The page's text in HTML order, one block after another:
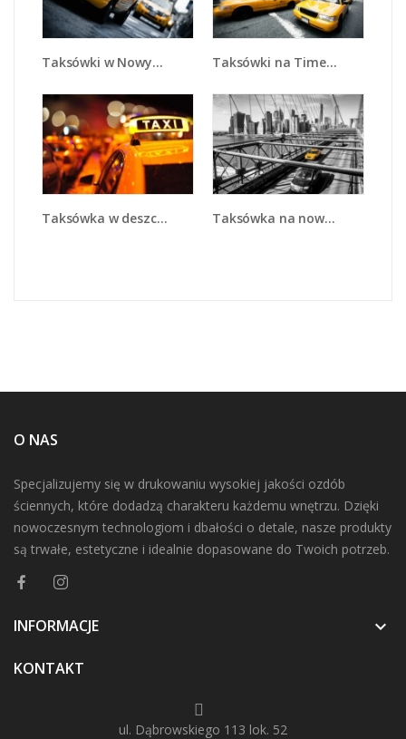
Taksówki w Nowym Jorku - TM151 Taksówki na Times Square - TM152
Taksówka w deszczu - TM218 Taksówka na nowojorskim moście - TM224
O NAS
Specjalizujemy się w drukowaniu wysokiej jakości ozdób
ściennych, które dodadzą charakteru każdemu wnętrzu. Dzięki
nowoczesnym technologiom i dbałości o detale, nasze produkty
są trwałe, estetyczne i idealnie dopasowane do Twoich potrzeb.
INFORMACJE 
KONTAKT
ul. Dąbrowskiego 113 lok. 52